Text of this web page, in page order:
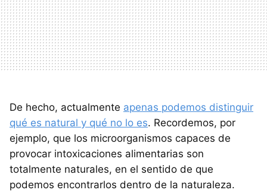
De hecho, actualmente apenas podemos distinguir
qué es natural y qué no lo es. Recordemos, por
ejemplo, que los microorganismos capaces de
provocar intoxicaciones alimentarias son
totalmente naturales, en el sentido de que
podemos encontrarlos dentro de la naturaleza.